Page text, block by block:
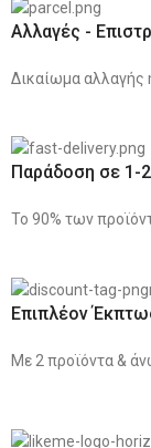
Αλλαγές -
Δικαίωμα αλλαγής
Παράδοση σε 1-
Το 90% των
Επιπλέον
Με 2 προϊόντα &